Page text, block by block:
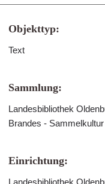
Objekttyp:
Text
Sammlung:
Landesbibliothek
Brandes -
Einrichtung:
Landesbibliothek